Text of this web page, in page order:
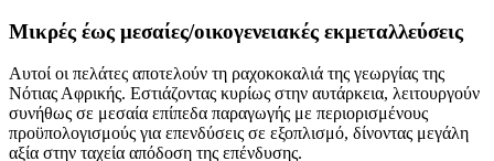
Μικρές έως μεσαίες/οικογενειακές εκμεταλλεύσεις
Αυτοί οι πελάτες αποτελούν τη ραχοκοκαλιά της γεωργίας της
Νότιας Αφρικής. Εστιάζοντας κυρίως στην αυτάρκεια, λειτουργούν
συνήθως σε μεσαία επίπεδα παραγωγής με περιορισμένους
προϋπολογισμούς για επενδύσεις σε εξοπλισμό, δίνοντας μεγάλη
αξία στην ταχεία απόδοση της επένδυσης.